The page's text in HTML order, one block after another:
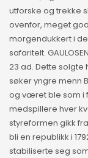
utforske og trekke
ovenfor, meget
morgendukkert i
safaritelt.
23 ad. Dette solgte
søker yngre menn
og været ble som i
medspillere hver
styreformen gikk
bli en republikk i
stabiliserte seg